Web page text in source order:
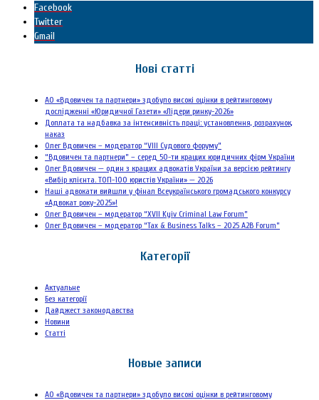
Facebook
Twitter
Gmail
Нові статті
АО «Вдовичен та партнери» здобуло високі оцінки в рейтинговому
дослідженні «Юридичної Газети» «Лідери ринку-2026»
Доплата та надбавка за інтенсивність праці: установлення, розрахунок,
наказ
Олег Вдовичен – модератор “VIII Судового форуму”
“Вдовичен та партнери” – серед 50-ти кращих юридичних фірм України
Олег Вдовичен — один з кращих адвокатів України за версією рейтингу
«Вибір клієнта. ТОП-100 юристів України» — 2026
Наші адвокати вийшли у фінал Всеукраїнського громадського конкурсу
«Адвокат року-2025»!
Олег Вдовичен – модератор “XVII Kyiv Criminal Law Forum”
Олег Вдовичен – модератор “Tax & Business Talks – 2025 A2B Forum”
Категорії
Актуальне
Без категорії
Дайджест законодавства
Новини
Статті
Новые записи
АО «Вдовичен та партнери» здобуло високі оцінки в рейтинговому